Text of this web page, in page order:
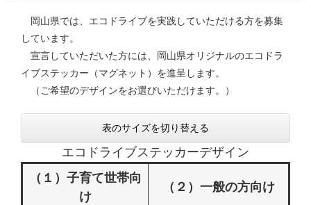
岡山県では、エコドライブを実践していただける方を募集
しています。
宣言していただいた方には、岡山県オリジナルのエコドラ
イブステッカー（マグネット）を進呈します。
（ご希望のデザインをお選びいただけます。）
表のサイズを切り替える
エコドライブステッカーデザイン
（１）子育て世帯向
け
（２）一般の方向け